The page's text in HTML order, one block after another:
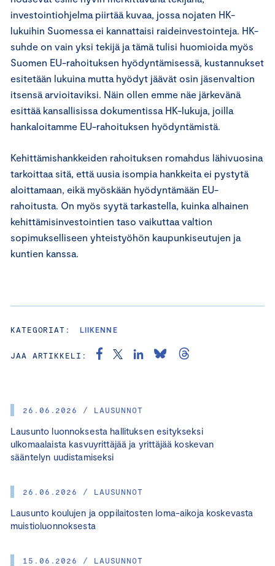
26.06.2026 / LAUSUNNOT
Lausunto luonnoksesta hallituksen esitykseksi
ulkomaalaista kasvuyrittäjää ja yrittäjää koskevan
sääntelyn uudistamiseksi
26.06.2026 / LAUSUNNOT
Lausunto koulujen ja oppilaitosten loma-aikoja koskevasta
muistioluonnoksesta
15.06.2026 / LAUSUNNOT
investointiohjelma piirtää kuvaa, jossa nojaten HK-
lukuihin Suomessa ei kannattaisi raideinvestointeja. HK-
suhde on vain yksi tekijä ja tämä tulisi huomioida myös
Suomen EU-rahoituksen hyödyntämisessä, kustannukset
esitetään lukuina mutta hyödyt jäävät osin jäsenvaltion
itsensä arvioitaviksi. Näin ollen emme näe järkevänä
esittää kansallisissa dokumentissa HK-lukuja, joilla
hankaloitamme EU-rahoituksen hyödyntämistä.
Kehittämishankkeiden rahoituksen romahdus lähivuosina
tarkoittaa sitä, että uusia isompia hankkeita ei pystytä
aloittamaan, eikä myöskään hyödyntämään EU-
rahoitusta. On myös syytä tarkastella, kuinka alhainen
kehittämisinvestointien taso vaikuttaa valtion
sopimukselliseen yhteistyöhön kaupunkiseutujen ja
kuntien kanssa.
KATEGORIAT: LIIKENNE
JAA ARTIKKELI: